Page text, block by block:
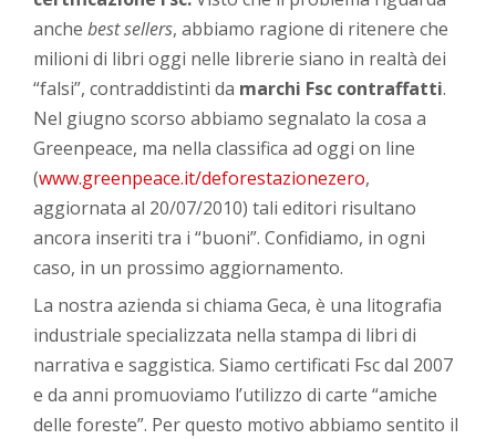
anche best sellers, abbiamo ragione di ritenere che
milioni di libri oggi nelle librerie siano in realtà dei
“falsi”, contraddistinti da marchi Fsc contraffatti.
Nel giugno scorso abbiamo segnalato la cosa a
Greenpeace, ma nella classifica ad oggi on line
(www.greenpeace.it/deforestazionezero,
aggiornata al 20/07/2010) tali editori risultano
ancora inseriti tra i “buoni”. Confidiamo, in ogni
caso, in un prossimo aggiornamento.
La nostra azienda si chiama Geca, è una litografia
industriale specializzata nella stampa di libri di
narrativa e saggistica. Siamo certificati Fsc dal 2007
e da anni promuoviamo l’utilizzo di carte “amiche
delle foreste”. Per questo motivo abbiamo sentito il